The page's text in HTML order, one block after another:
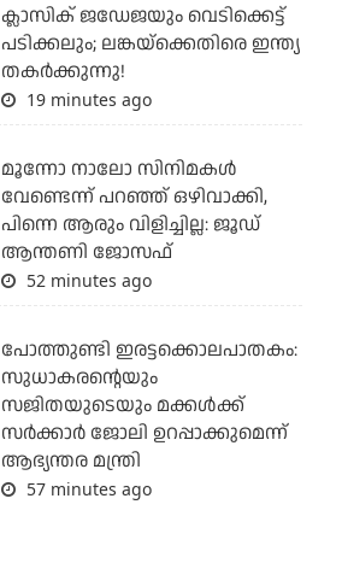
ക്ലാസിക് ജഡേജയും വെടിക്കെട്ട്
പടിക്കലും; ലങ്കയ്‌ക്കെതിരെ ഇന്ത്യ
തകര്‍ക്കുന്നു!
19 minutes ago
മൂന്നോ നാലോ സിനിമകൾ
വേണ്ടെന്ന് പറഞ്ഞ് ഒഴിവാക്കി,
പിന്നെ ആരും വിളിച്ചില്ല: ജൂഡ്
ആന്തണി ജോസഫ്
52 minutes ago
പോത്തുണ്ടി ഇരട്ടക്കൊലപാതകം:
സുധാകരന്റെയും
സജിതയുടെയും മക്കള്‍ക്ക്
സര്‍ക്കാര്‍ ജോലി ഉറപ്പാക്കുമെന്ന്
ആഭ്യന്തര മന്ത്രി
57 minutes ago